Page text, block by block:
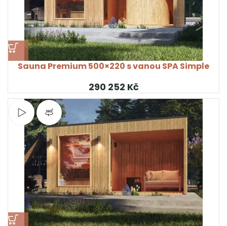
Sauna Premium 500×220 s vanou SPA Simple
Kč
Sledujte videoPohled na produkt 360°